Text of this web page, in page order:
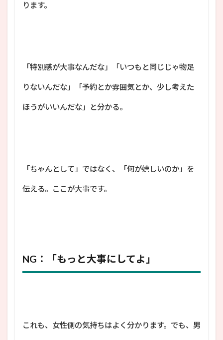
ります。
「特別感が大事なんだな」「いつもと同じじゃ物足
りないんだな」「予約とか雰囲気とか、少し考えた
ほうがいいんだな」と分かる。
「ちゃんとして」ではなく、「何が嬉しいのか」を
伝える。ここが大事です。
NG：「もっと大事にしてよ」
これも、女性側の気持ちはよく分かります。でも、男